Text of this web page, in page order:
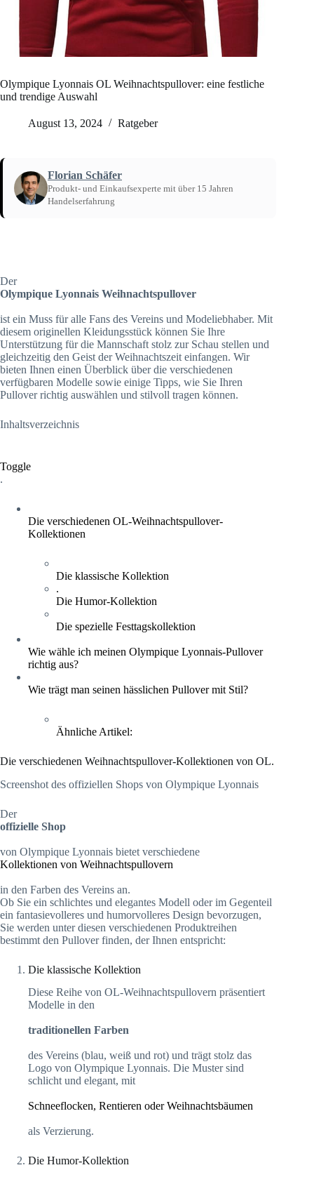
Olympique Lyonnais OL Weihnachtspullover: eine festliche
und trendige Auswahl
August 13, 2024 Ratgeber
Florian Schäfer
Produkt- und Einkaufsexperte mit über 15 Jahren
Handelserfahrung
Der
Olympique Lyonnais Weihnachtspullover
ist ein Muss für alle Fans des Vereins und Modeliebhaber. Mit
diesem originellen Kleidungsstück können Sie Ihre
Unterstützung für die Mannschaft stolz zur Schau stellen und
gleichzeitig den Geist der Weihnachtszeit einfangen. Wir
bieten Ihnen einen Überblick über die verschiedenen
verfügbaren Modelle sowie einige Tipps, wie Sie Ihren
Pullover richtig auswählen und stilvoll tragen können.
Inhaltsverzeichnis
Toggle
.
Die verschiedenen OL-Weihnachtspullover-
Kollektionen
Die klassische Kollektion
.
Die Humor-Kollektion
Die spezielle Festtagskollektion
Wie wähle ich meinen Olympique Lyonnais-Pullover
richtig aus?
Wie trägt man seinen hässlichen Pullover mit Stil?
Ähnliche Artikel:
Die verschiedenen Weihnachtspullover-Kollektionen von OL.
Screenshot des offiziellen Shops von Olympique Lyonnais
Der
offizielle Shop
von Olympique Lyonnais bietet verschiedene
Kollektionen von Weihnachtspullovern
in den Farben des Vereins an.
Ob Sie ein schlichtes und elegantes Modell oder im Gegenteil
ein fantasievolleres und humorvolleres Design bevorzugen,
Sie werden unter diesen verschiedenen Produktreihen
bestimmt den Pullover finden, der Ihnen entspricht:
Die klassische Kollektion
Diese Reihe von OL-Weihnachtspullovern präsentiert
Modelle in den
traditionellen Farben
des Vereins (blau, weiß und rot) und trägt stolz das
Logo von Olympique Lyonnais. Die Muster sind
schlicht und elegant, mit
Schneeflocken, Rentieren oder Weihnachtsbäumen
als Verzierung.
Die Humor-Kollektion